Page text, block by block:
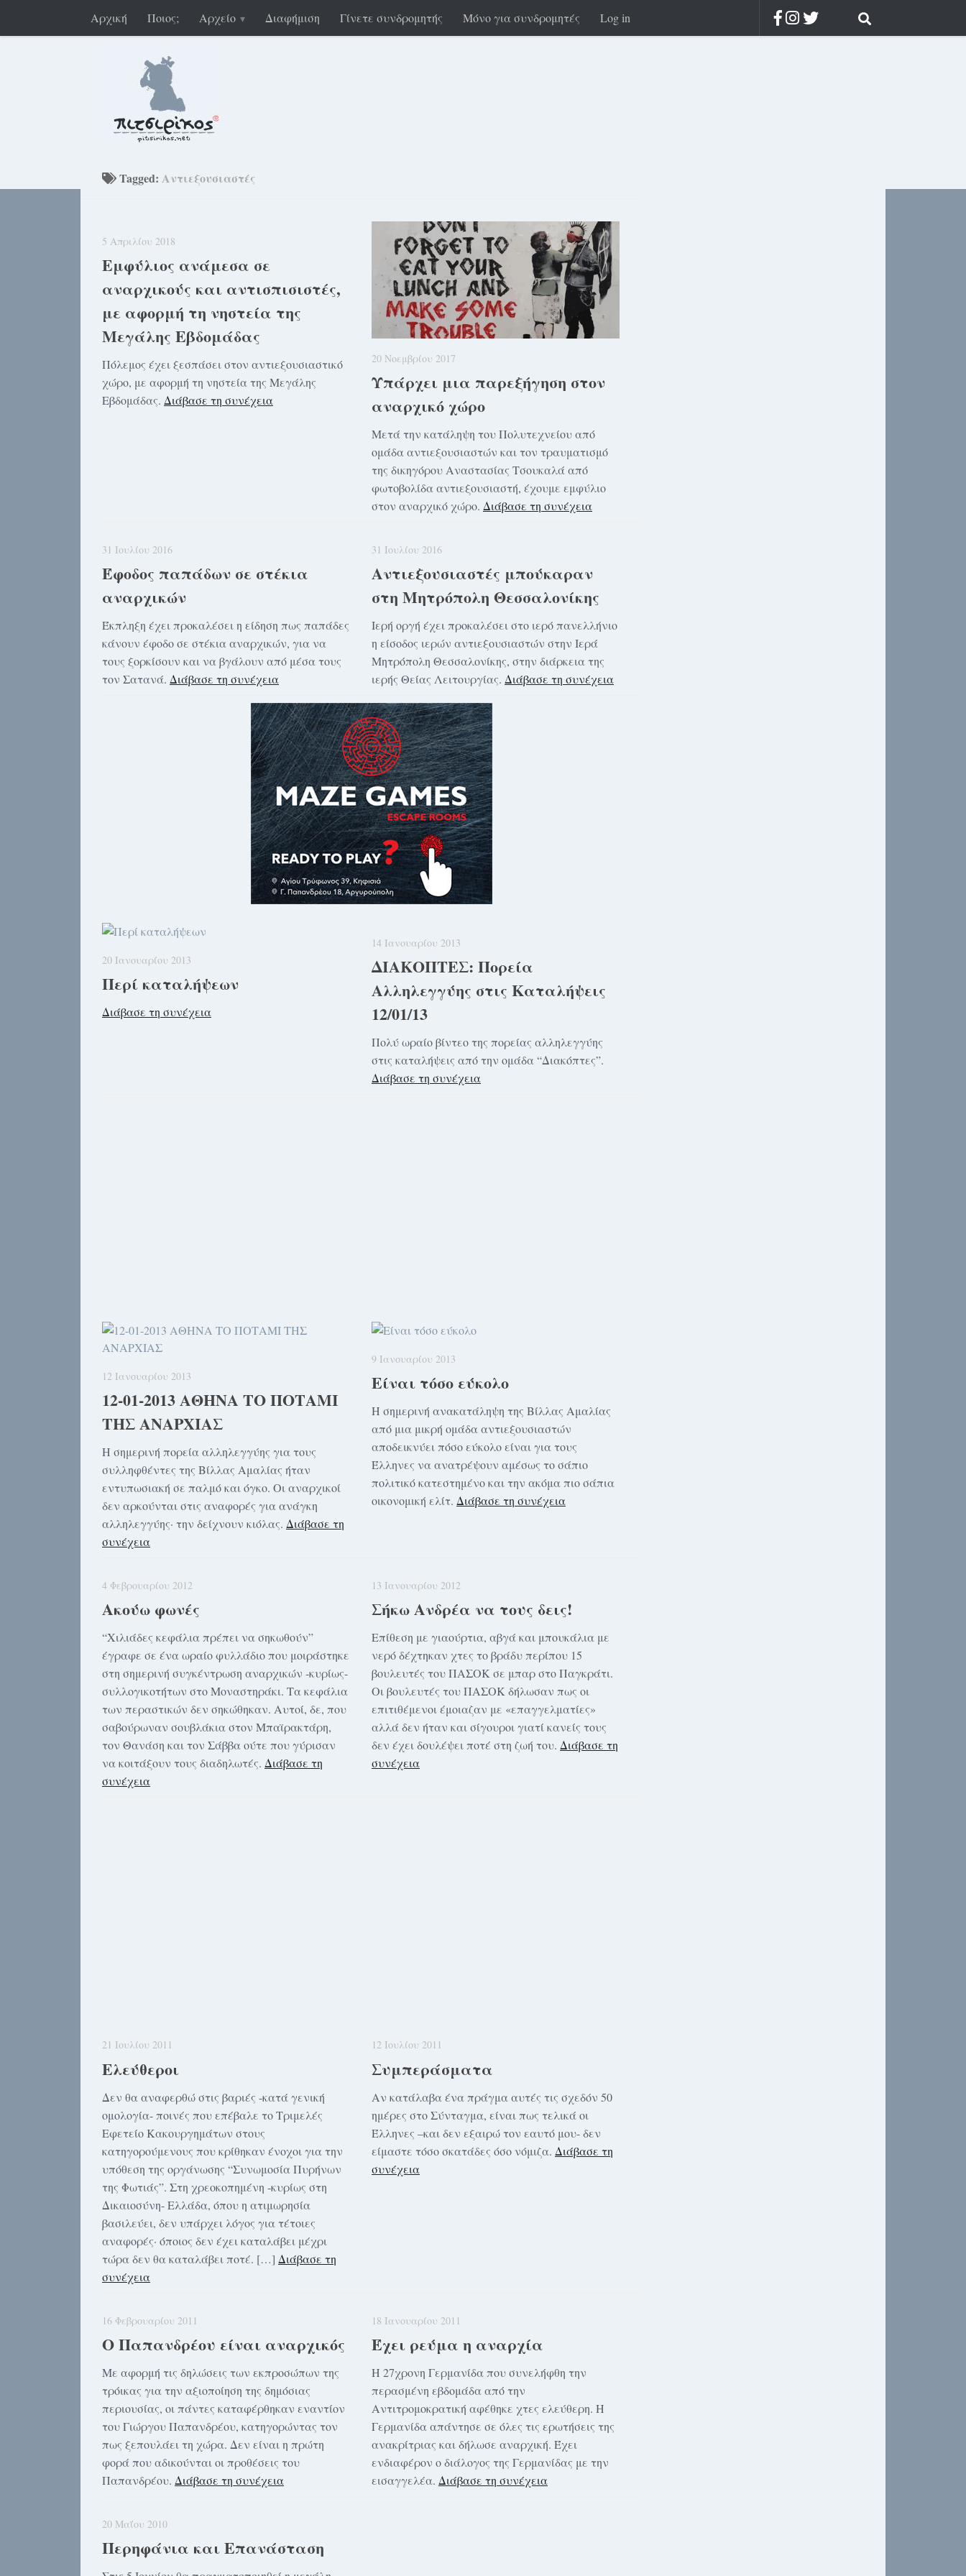
Αρχική Ποιος; Αρχείο Διαφήμιση Γίνετε συνδρομητής Μόνο για συνδρομητές Log in
Tagged: Αντιεξουσιαστές
5 Απριλίου 2018
Εμφύλιος ανάμεσα σε
αναρχικούς και αντισπισιστές,
με αφορμή τη νηστεία της
Μεγάλης Εβδομάδας
Πόλεμος έχει ξεσπάσει στον αντιεξουσιαστικό
χώρο, με αφορμή τη νηστεία της Μεγάλης
Εβδομάδας. Διάβασε τη συνέχεια
20 Νοεμβρίου 2017
Υπάρχει μια παρεξήγηση στον
αναρχικό χώρο
Μετά την κατάληψη του Πολυτεχνείου από
ομάδα αντιεξουσιαστών και τον τραυματισμό
της δικηγόρου Αναστασίας Τσουκαλά από
φωτοβολίδα αντιεξουσιαστή, έχουμε εμφύλιο
στον αναρχικό χώρο. Διάβασε τη συνέχεια
31 Ιουλίου 2016
Έφοδος παπάδων σε στέκια
αναρχικών
Έκπληξη έχει προκαλέσει η είδηση πως παπάδες
κάνουν έφοδο σε στέκια αναρχικών, για να
τους ξορκίσουν και να βγάλουν από μέσα τους
τον Σατανά. Διάβασε τη συνέχεια
31 Ιουλίου 2016
Αντιεξουσιαστές μπούκαραν
στη Μητρόπολη Θεσσαλονίκης
Ιερή οργή έχει προκαλέσει στο ιερό πανελλήνιο
η είσοδος ιερών αντιεξουσιαστών στην Ιερά
Μητρόπολη Θεσσαλονίκης, στην διάρκεια της
ιερής Θείας Λειτουργίας. Διάβασε τη συνέχεια
20 Ιανουαρίου 2013
Περί καταλήψεων
Διάβασε τη συνέχεια
14 Ιανουαρίου 2013
ΔΙΑΚΟΠΤΕΣ: Πορεία
Αλληλεγγύης στις Καταλήψεις
12/01/13
Πολύ ωραίο βίντεο της πορείας αλληλεγγύης
στις καταλήψεις από την ομάδα “Διακόπτες”.
Διάβασε τη συνέχεια
12 Ιανουαρίου 2013
12-01-2013 ΑΘΗΝΑ ΤΟ ΠΟΤΑΜΙ
ΤΗΣ ΑΝΑΡΧΙΑΣ
Η σημερινή πορεία αλληλεγγύης για τους
συλληφθέντες της Βίλλας Αμαλίας ήταν
εντυπωσιακή σε παλμό και όγκο. Οι αναρχικοί
δεν αρκούνται στις αναφορές για ανάγκη
αλληλεγγύης· την δείχνουν κιόλας. Διάβασε τη
συνέχεια
9 Ιανουαρίου 2013
Είναι τόσο εύκολο
Η σημερινή ανακατάληψη της Βίλλας Αμαλίας
από μια μικρή ομάδα αντιεξουσιαστών
αποδεικνύει πόσο εύκολο είναι για τους
Έλληνες να ανατρέψουν αμέσως το σάπιο
πολιτικό κατεστημένο και την ακόμα πιο σάπια
οικονομική ελίτ. Διάβασε τη συνέχεια
4 Φεβρουαρίου 2012
Ακούω φωνές
“Χιλιάδες κεφάλια πρέπει να σηκωθούν”
έγραφε σε ένα ωραίο φυλλάδιο που μοιράστηκε
στη σημερινή συγκέντρωση αναρχικών -κυρίως-
συλλογικοτήτων στο Μοναστηράκι. Τα κεφάλια
των περαστικών δεν σηκώθηκαν. Αυτοί, δε, που
σαβούρωναν σουβλάκια στον Μπαϊρακτάρη,
τον Θανάση και τον Σάββα ούτε που γύρισαν
να κοιτάξουν τους διαδηλωτές. Διάβασε τη
συνέχεια
13 Ιανουαρίου 2012
Σήκω Ανδρέα να τους δεις!
Επίθεση με γιαούρτια, αβγά και μπουκάλια με
νερό δέχτηκαν χτες το βράδυ περίπου 15
βουλευτές του ΠΑΣΟΚ σε μπαρ στο Παγκράτι.
Οι βουλευτές του ΠΑΣΟΚ δήλωσαν πως οι
επιτιθέμενοι έμοιαζαν με «επαγγελματίες»
αλλά δεν ήταν και σίγουροι γιατί κανείς τους
δεν έχει δουλέψει ποτέ στη ζωή του. Διάβασε τη
συνέχεια
21 Ιουλίου 2011
Ελεύθεροι
Δεν θα αναφερθώ στις βαριές -κατά γενική
ομολογία- ποινές που επέβαλε το Τριμελές
Εφετείο Κακουργημάτων στους
κατηγορούμενους που κρίθηκαν ένοχοι για την
υπόθεση της οργάνωσης “Συνωμοσία Πυρήνων
της Φωτιάς”. Στη χρεοκοπημένη -κυρίως στη
Δικαιοσύνη- Ελλάδα, όπου η ατιμωρησία
βασιλεύει, δεν υπάρχει λόγος για τέτοιες
αναφορές· όποιος δεν έχει καταλάβει μέχρι
τώρα δεν θα καταλάβει ποτέ. […] Διάβασε τη
συνέχεια
12 Ιουλίου 2011
Συμπεράσματα
Αν κατάλαβα ένα πράγμα αυτές τις σχεδόν 50
ημέρες στο Σύνταγμα, είναι πως τελικά οι
Έλληνες –και δεν εξαιρώ τον εαυτό μου- δεν
είμαστε τόσο σκατάδες όσο νόμιζα. Διάβασε τη
συνέχεια
16 Φεβρουαρίου 2011
Ο Παπανδρέου είναι αναρχικός
Με αφορμή τις δηλώσεις των εκπροσώπων της
τρόικας για την αξιοποίηση της δημόσιας
περιουσίας, οι πάντες καταφέρθηκαν εναντίον
του Γιώργου Παπανδρέου, κατηγορώντας τον
πως ξεπουλάει τη χώρα. Δεν είναι η πρώτη
φορά που αδικούνται οι προθέσεις του
Παπανδρέου. Διάβασε τη συνέχεια
18 Ιανουαρίου 2011
Έχει ρεύμα η αναρχία
Η 27χρονη Γερμανίδα που συνελήφθη την
περασμένη εβδομάδα από την
Αντιτρομοκρατική αφέθηκε χτες ελεύθερη. Η
Γερμανίδα απάντησε σε όλες τις ερωτήσεις της
ανακρίτριας και δήλωσε αναρχική. Έχει
ενδιαφέρον ο διάλογος της Γερμανίδας με την
εισαγγελέα. Διάβασε τη συνέχεια
20 Μαΐου 2010
Περηφάνια και Επανάσταση